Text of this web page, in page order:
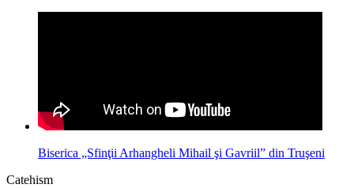
Biserica „Sfinţii Arhangheli Mihail şi Gavriil” din Truşeni
Catehism